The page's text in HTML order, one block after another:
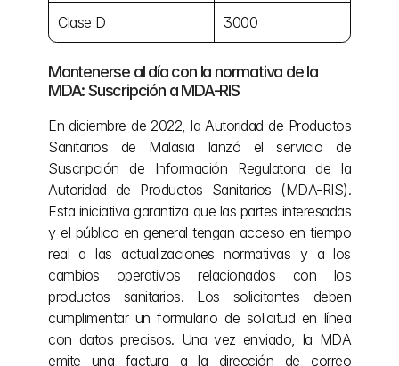
Clase D 3000
Mantenerse al día con la normativa de la
MDA: Suscripción a MDA-RIS
En diciembre de 2022, la Autoridad de Productos
Sanitarios de Malasia lanzó el servicio de
Suscripción de Información Regulatoria de la
Autoridad de Productos Sanitarios (MDA-RIS).
Esta iniciativa garantiza que las partes interesadas
y el público en general tengan acceso en tiempo
real a las actualizaciones normativas y a los
cambios operativos relacionados con los
productos sanitarios. Los solicitantes deben
cumplimentar un formulario de solicitud en línea
con datos precisos. Una vez enviado, la MDA
emite una factura a la dirección de correo